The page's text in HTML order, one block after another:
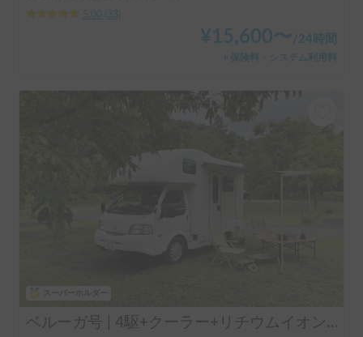
5.00
33
¥ 15,600〜 /24時間
＋保険料・システム利用料
ベルーガ号 | 4駆+クーラー+リチウムイオンバッテリー+ソーラーパネル/レンタル事業者 自損事故の車両保険ついてます